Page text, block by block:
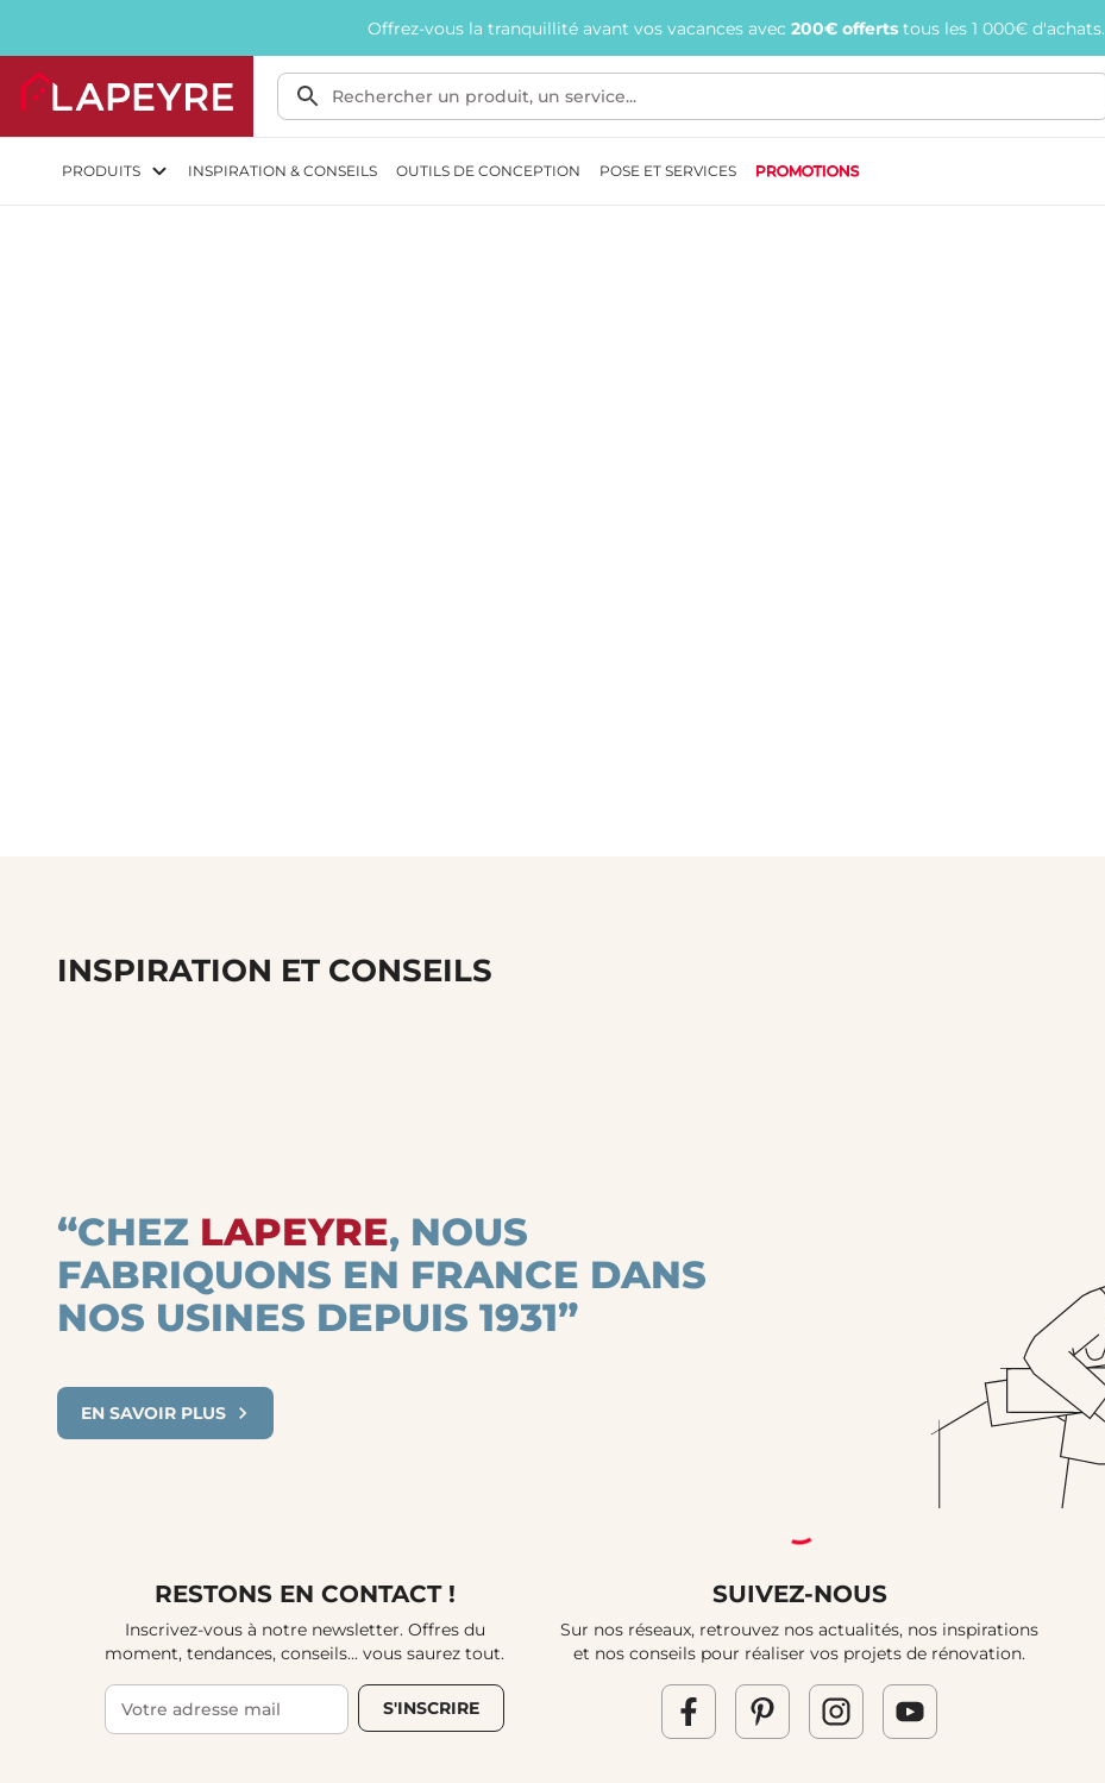
Offrez-vous la tranquillité avant vos vacances avec 200€ offerts tous les 1 000€ d'achats.
PRODUITS INSPIRATION & CONSEILS OUTILS DE CONCEPTION POSE ET SERVICES PROMOTIONS
INSPIRATION ET CONSEILS
“CHEZ LAPEYRE, NOUS
FABRIQUONS EN FRANCE DANS
NOS USINES DEPUIS 1931”
EN SAVOIR PLUS
RESTONS EN CONTACT !
Inscrivez-vous à notre newsletter. Offres du
moment, tendances, conseils... vous saurez tout.
S'INSCRIRE
SUIVEZ-NOUS
Sur nos réseaux, retrouvez nos actualités, nos inspirations
et nos conseils pour réaliser vos projets de rénovation.